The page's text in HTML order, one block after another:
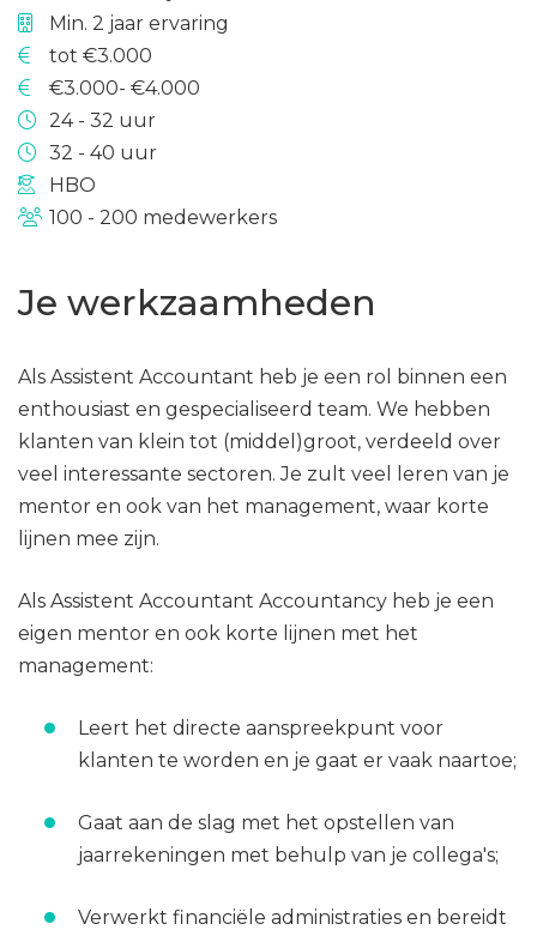
Min. 2 jaar ervaring
tot €3.000
€3.000- €4.000
24 - 32 uur
32 - 40 uur
HBO
100 - 200 medewerkers
Je werkzaamheden
Als Assistent Accountant heb je een rol binnen een
enthousiast en gespecialiseerd team. We hebben
klanten van klein tot (middel)groot, verdeeld over
veel interessante sectoren. Je zult veel leren van je
mentor en ook van het management, waar korte
lijnen mee zijn.
Als Assistent Accountant Accountancy heb je een
eigen mentor en ook korte lijnen met het
management:
Leert het directe aanspreekpunt voor
klanten te worden en je gaat er vaak naartoe;
Gaat aan de slag met het opstellen van
jaarrekeningen met behulp van je collega's;
Verwerkt financiële administraties en bereidt